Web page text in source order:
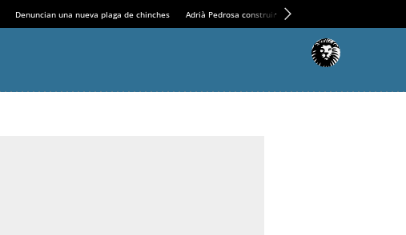
Denuncian una nueva plaga de chinches Adrià Pedrosa construirá la nueva residencia en el